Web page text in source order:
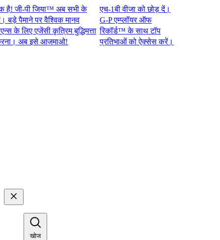
पी जिया™ अब सभी के
पर वैश्विक मानव
एजेंसी कृत्रिम बुद्धिमत्ता
अब इसे आजमाओ!​​
एच-1बी वीजा को छोड़ दें।
G-P एम्प्लॉयर ऑफ
रिकॉर्ड™ के साथ टॉप
प्रतिभाओं को ऐक्सेस करें।​​
खोज​​